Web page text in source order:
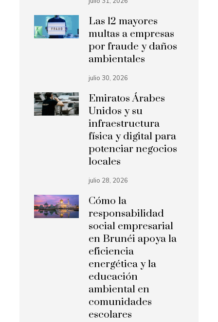
Las 12 mayores
multas a empresas
por fraude y daños
ambientales
julio 30, 2026
Emiratos Árabes
Unidos y su
infraestructura
física y digital para
potenciar negocios
locales
julio 28, 2026
Cómo la
responsabilidad
social empresarial
en Brunéi apoya la
eficiencia
energética y la
educación
ambiental en
comunidades
escolares